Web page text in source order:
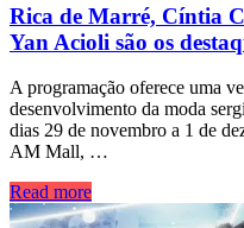
Rica de Marré, Cíntia
Yan Acioli são os
A programação oferece uma
desenvolvimento da moda
dias 29 de novembro a 1 de
AM Mall, …
Read more